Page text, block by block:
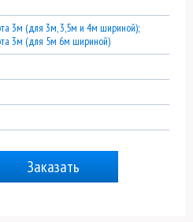
3м (для 3м, 3,5м и 4м шириной);
3м (для 5м 6м шириной)
Заказать